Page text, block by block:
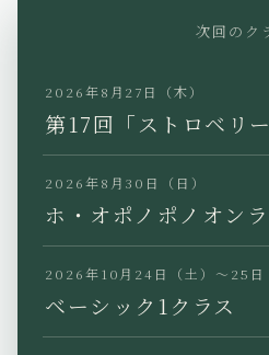
JP EN KR
次回のク
2026年8月27日（木）
第17回「ストロベリー
2026年8月30日（日）
ホ・オポノポノオン
2026年10月24日（土）〜25日
ベーシック1クラス